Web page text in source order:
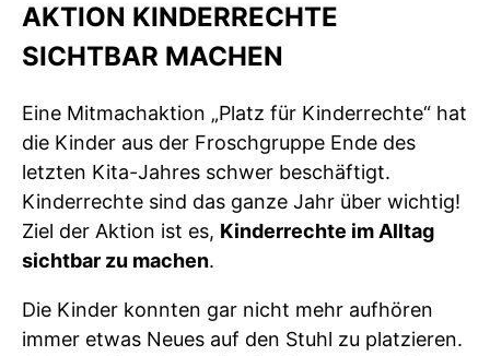
AKTION KINDERRECHTE
SICHTBAR MACHEN
Eine Mitmachaktion „Platz für Kinderrechte“ hat
die Kinder aus der Froschgruppe Ende des
letzten Kita-Jahres schwer beschäftigt.
Kinderrechte sind das ganze Jahr über wichtig!
Ziel der Aktion ist es, Kinderrechte im Alltag
sichtbar zu machen.
Die Kinder konnten gar nicht mehr aufhören
immer etwas Neues auf den Stuhl zu platzieren.